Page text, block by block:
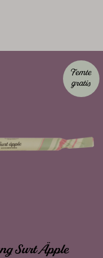
Femte
gratis
Surt Äpple